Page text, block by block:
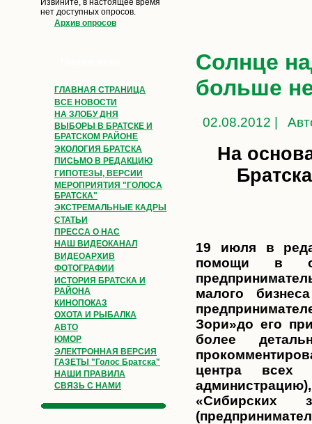
Извините, в настоящее время
нет доступных опросов.
Архив опросов
ГЛАВНАЯ СТРАНИЦА
ВСЕ НОВОСТИ
НА ЗЛОБУ ДНЯ
ВЫБОРЫ В БРАТСКЕ И
БРАТСКОМ РАЙОНЕ
ЭКОЛОГИЯ БРАТСКА
ПИСЬМО В РЕДАКЦИЮ
ГИПОТЕЗЫ, ВЕРСИИ
МЕРОПРИЯТИЯ "ГОЛОСА
БРАТСКА"
ЭКСТРЕМАЛЬНЫЕ КАДРЫ
СТАТЬИ
ПРЕССА О НАС
НАШ ВИДЕОКАНАЛ
ВИДЕОАРХИВ
ФОТОГРАФИИ
ИСТОРИЯ БРАТСКА И
РАЙОНА
КИНОПОКАЗ
ОХОТА И РЫБАЛКА
АВТО
ЮМОР
ЭЛЕКТРОННАЯ ВЕРСИЯ
ГАЗЕТЫ "Голос Братска"
НАШИ ПРАВИЛА
СВЯЗЬ С НАМИ
Солнце
больше
02.08.2012 |
На
19 июля в
помощи в
малого
Зори»до его
более
центра всех